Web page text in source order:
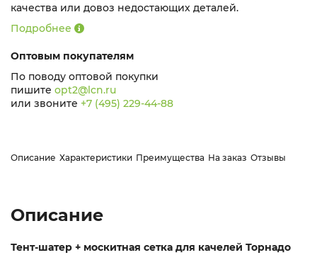
качества или довоз недостающих деталей.
Подробнее
Оптовым покупателям
По поводу оптовой покупки
пишите opt2@lcn.ru
или звоните +7 (495) 229-44-88
Описание Характеристики Преимущества На заказ Отзывы
Описание
Тент-шатер + москитная сетка для качелей Торнадо